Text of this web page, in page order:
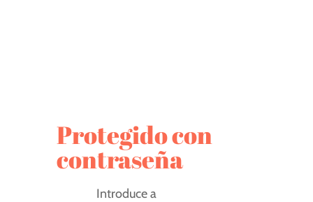
Protegido con
contraseña
Introduce a